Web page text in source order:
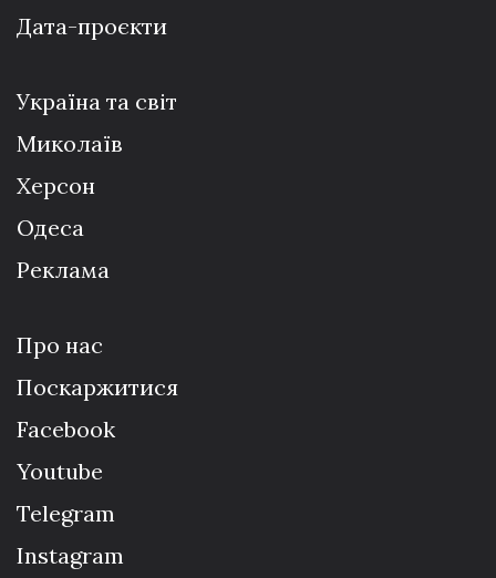
Дата-проєкти
Україна та світ
Миколаїв
Херсон
Одеса
Реклама
Про нас
Поскаржитися
Facebook
Youtube
Telegram
Instagram